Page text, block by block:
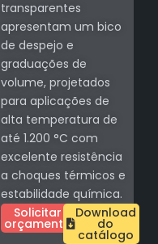
transparentes
apresentam um bico
de despejo e
graduações de
volume, projetados
para aplicações de
alta temperatura de
até 1.200 °C com
excelente resistência
a choques térmicos e
estabilidade química.
Solicitar
orçamento
Download
do
catálogo